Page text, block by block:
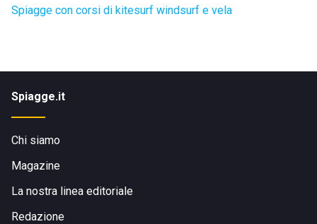
Spiagge con corsi di kitesurf windsurf e vela
Spiagge.it
Chi siamo
Magazine
La nostra linea editoriale
Redazione